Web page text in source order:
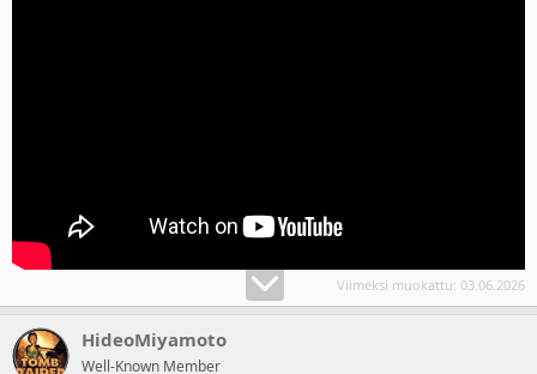
Viimeksi muokattu: 03.06.2026
HideoMiyamoto
Well-Known Member